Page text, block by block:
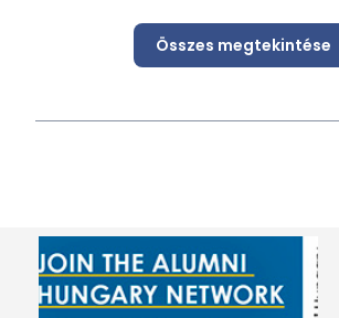
Összes megtekintése